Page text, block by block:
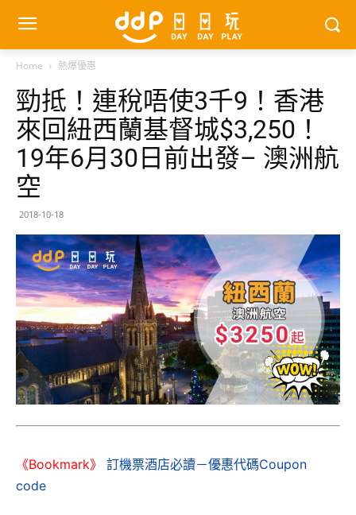
Home 熱爆優惠
勁抵！連稅唔使3千9！香港
來回紐西蘭基督城$3,250！
19年6月30日前出發– 澳洲航
空
2018-10-18
《Bookmark》
訂機票酒店必讀－優惠代碼Coupon
code